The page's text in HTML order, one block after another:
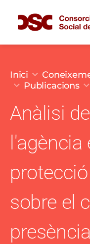
Fil d'ariadna
Inici
Publicacions
Anàlisi
sobre el